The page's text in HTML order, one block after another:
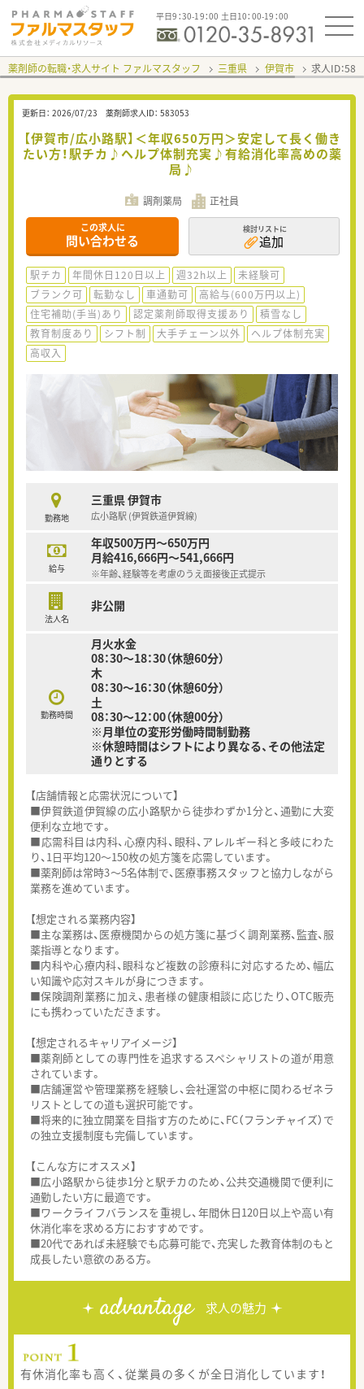
平日9：30-19：00 土日10：00-19：00
薬剤師の転職・求人サイト ファルマスタッフ 三重県 伊賀市 求人ID：
更新日： 2026/07/23 薬剤師求人ID： 583053
【伊賀市/広小路駅】＜年収650万円＞安定して長く働き
たい方！駅チカ♪ヘルプ体制充実♪有給消化率高めの薬
局♪
調剤薬局 正社員
この求人に
問い合わせる
検討リストに
追加
駅チカ 年間休日120日以上 週32h以上
未経験可
ブランク可
転勤なし 車通勤可
高給与(600万円以上)
住宅補助(手当)あり
認定薬剤師取得支援あり
積雪なし
教育制度あり
シフト制 大手チェーン以外
ヘルプ体制充実
高収入
勤務地
三重県 伊賀市
広小路駅 (伊賀鉄道伊賀線)
給与
年収500万円～650万円
月給416,666円～541,666円
※年齢、経験等を考慮のうえ面接後正式提示
法人名
非公開
勤務時間
月火水金
08：30～18：30（休憩60分）
木
08：30～16：30（休憩60分）
土
08：30～12：00（休憩00分）
※月単位の変形労働時間制勤務
※休憩時間はシフトにより異なる、その他法定
通りとする
【店舗情報と応需状況について】
■伊賀鉄道伊賀線の広小路駅から徒歩わずか1分と、通勤に大変
便利な立地です。
■応需科目は内科、心療内科、眼科、アレルギー科と多岐にわた
り、1日平均120～150枚の処方箋を応需しています。
■薬剤師は常時3～5名体制で、医療事務スタッフと協力しながら
業務を進めています。
【想定される業務内容】
■主な業務は、医療機関からの処方箋に基づく調剤業務、監査、服
薬指導となります。
■内科や心療内科、眼科など複数の診療科に対応するため、幅広
い知識や応対スキルが身につきます。
■保険調剤業務に加え、患者様の健康相談に応じたり、OTC販売
にも携わっていただきます。
【想定されるキャリアイメージ】
■薬剤師としての専門性を追求するスペシャリストの道が用意
されています。
■店舗運営や管理業務を経験し、会社運営の中枢に関わるゼネラ
リストとしての道も選択可能です。
■将来的に独立開業を目指す方のために、FC（フランチャイズ）で
の独立支援制度も完備しています。
【こんな方にオススメ】
■広小路駅から徒歩1分と駅チカのため、公共交通機関で便利に
通勤したい方に最適です。
■ワークライフバランスを重視し、年間休日120日以上や高い有
休消化率を求める方におすすめです。
■20代であれば未経験でも応募可能で、充実した教育体制のもと
成長したい意欲のある方。
advantage 求人の魅力
有休消化率も高く、従業員の多くが全日消化しています！